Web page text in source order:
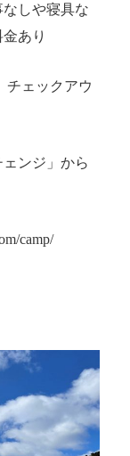
しや寝具な
あり
チェックアウ
ンジ」から
camp/